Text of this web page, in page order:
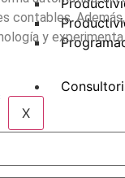
X
contables.
y